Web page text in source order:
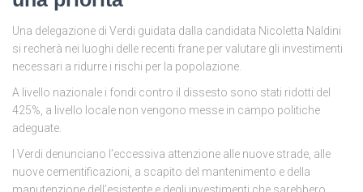
Una delegazione di Verdi guidata dalla candidata Nicoletta Naldini
si recherà nei luoghi delle recenti frane per valutare gli investimenti
necessari a ridurre i rischi per la popolazione.
A livello nazionale i fondi contro il dissesto sono stati ridotti del
425%, a livello locale non vengono messe in campo politiche
adeguate.
I Verdi denunciano l’eccessiva attenzione alle nuove strade, alle
nuove cementificazioni, a scapito del mantenimento e della